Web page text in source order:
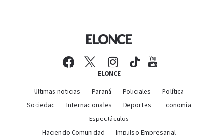
ELONCE
Últimas noticias Paraná Policiales
Política
Sociedad
Internacionales Deportes
Economía
Espectáculos
Haciendo Comunidad
Impulso Empresarial